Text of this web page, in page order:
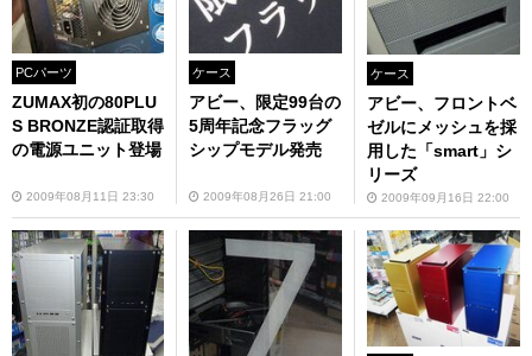
PCパーツ
ZUMAX初の80PLU
S BRONZE認証取得
の電源ユニット登場
2009年08月11日 23:30
ケース
アビー、限定99台の
5周年記念フラッグ
シップモデル発売
2009年08月26日 21:00
ケース
アビー、フロントベ
ゼルにメッシュを採
用した「smart」シ
リーズ
2009年09月16日 22:00